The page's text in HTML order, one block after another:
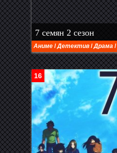
7 семян 2 сезон
Аниме /Детектив /Драма /
16